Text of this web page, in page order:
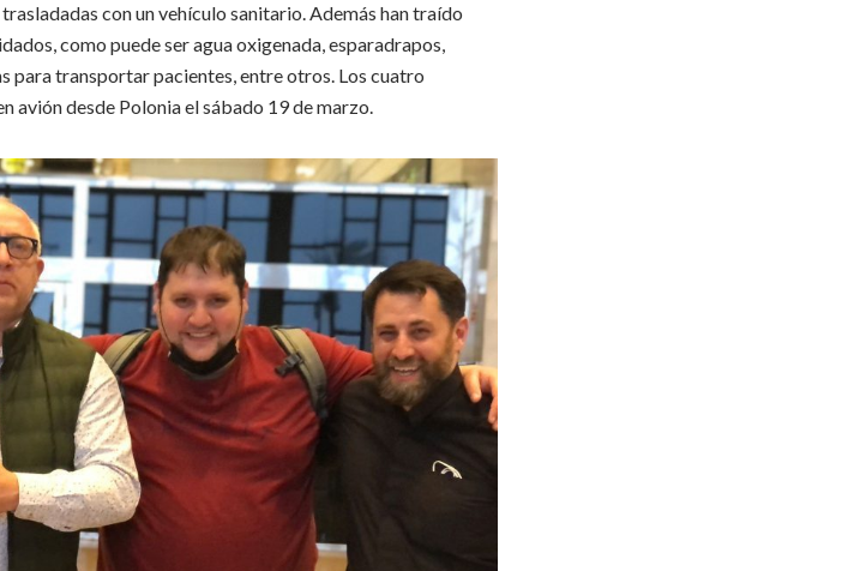
con un vehículo sanitario. Además han traído
como puede ser agua oxigenada, esparadrapos,
para transportar pacientes, entre otros. Los cuatro
avión desde Polonia el sábado 19 de marzo.